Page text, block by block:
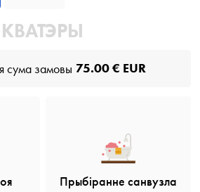
сума замовы 75.00 € EUR
Прыбіранне санвузла